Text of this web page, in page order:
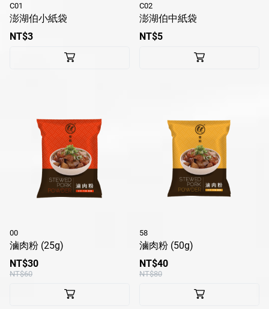
C01
澎湖伯小紙袋
NT$3
C02
澎湖伯中紙袋
NT$5
00
滷肉粉 (25g)
NT$30
NT$60
58
滷肉粉 (50g)
NT$40
NT$80